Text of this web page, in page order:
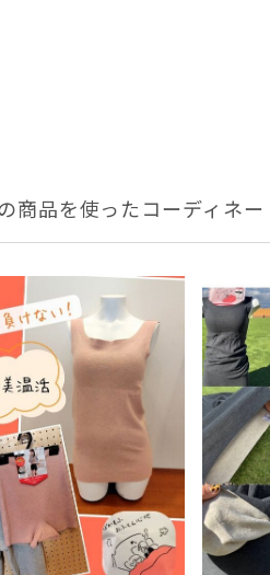
商品を使ったコーディネー